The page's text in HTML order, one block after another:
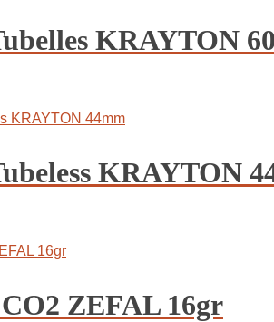
KRAYTON
KRAYTON
ZEFAL 16gr